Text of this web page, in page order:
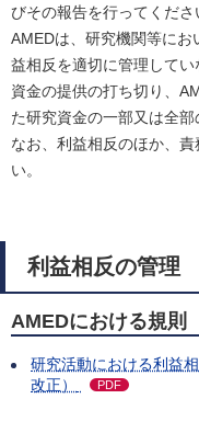
びその報告を行ってくださ
AMEDは、研究機関等にお
益相反を適切に管理して
資金の提供の打ち切り、
た研究資金の一部又は全部
なお、利益相反のほか、
い。
利益相反の管理
AMEDにおける規則
研究活動における利益
改正）
PDF